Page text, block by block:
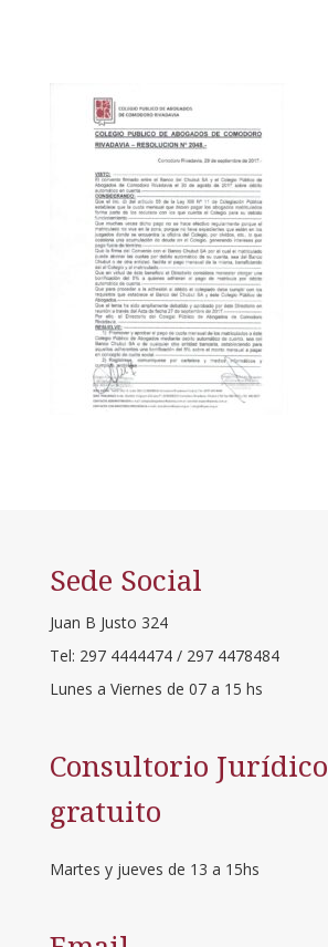
Sede Social
Juan B Justo 324
Tel: 297 4444474 / 297 4478484
Lunes a Viernes de 07 a 15 hs
Consultorio Jurídico
gratuito
Martes y jueves de 13 a 15hs